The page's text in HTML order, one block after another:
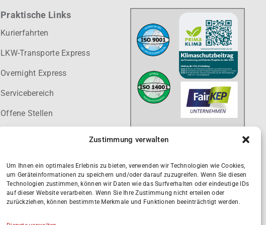
Zustimmung verwalten
Um Ihnen ein optimales Erlebnis zu bieten, verwenden wir Technologien wie Cookies,
um Geräteinformationen zu speichern und/oder darauf zuzugreifen. Wenn Sie diesen
Technologien zustimmen, können wir Daten wie das Surfverhalten oder eindeutige IDs
auf dieser Website verarbeiten. Wenn Sie Ihre Zustimmung nicht erteilen oder
zurückziehen, können bestimmte Merkmale und Funktionen beeinträchtigt werden.
Praktische Links
Kurierfahrten
LKW-Transporte Express
Overnight Express
Servicebereich
Offene Stellen